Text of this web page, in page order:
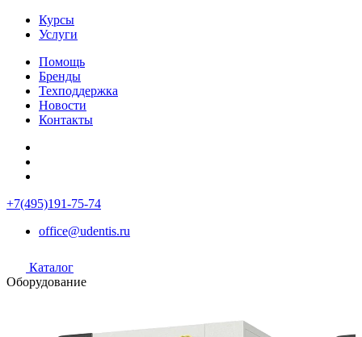
Курсы
Услуги
Помощь
Бренды
Техподдержка
Новости
Контакты
+7(495)191-75-74
office@udentis.ru
Каталог
Оборудование